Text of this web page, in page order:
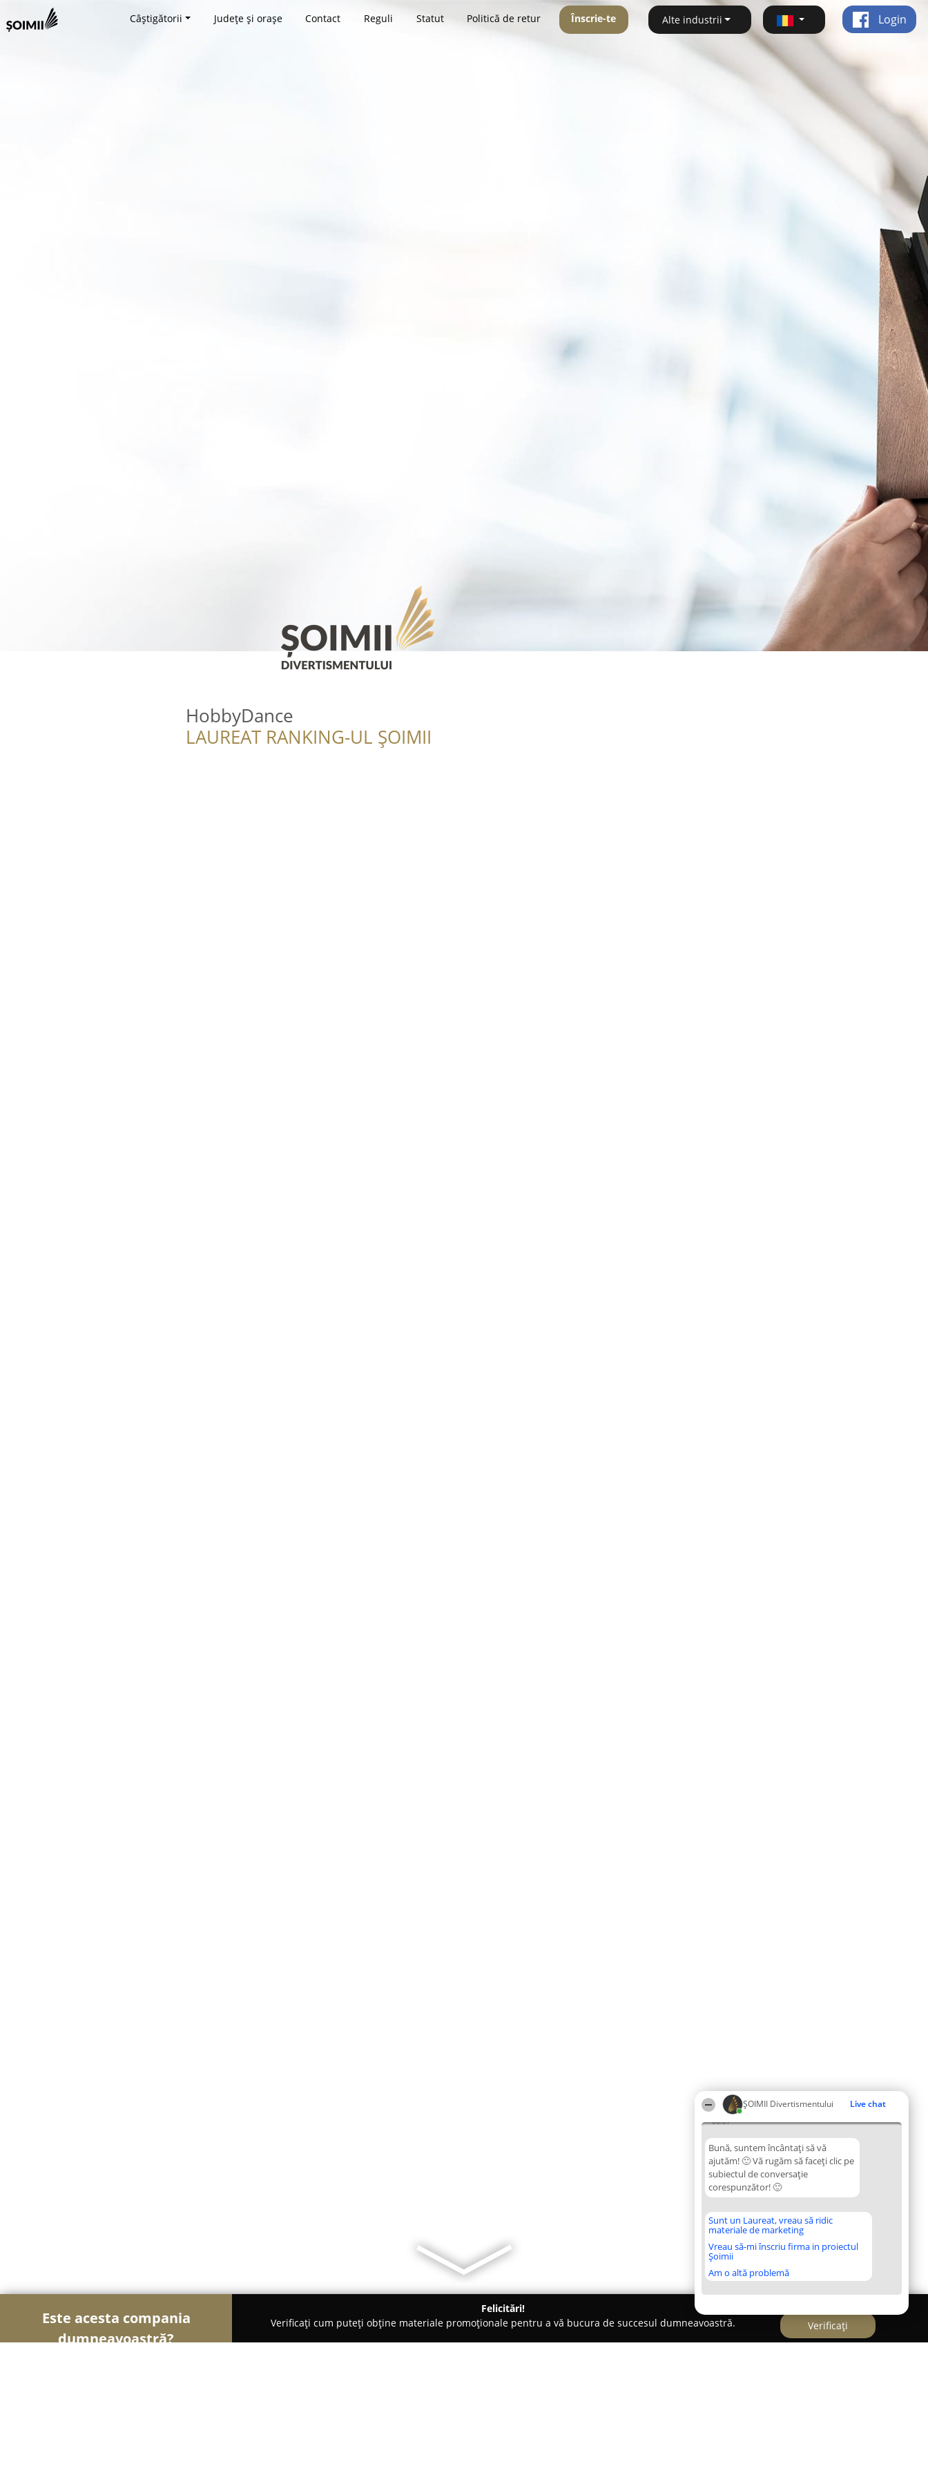
ŞOIMII Divertismentului Live chat
06:07
Bună, suntem încântați să vă
ajutăm! 🙂 Vă rugăm să faceți clic pe
subiectul de conversație
corespunzător! 🙂
Sunt un Laureat, vreau să ridic
materiale de marketing
Vreau să-mi înscriu firma in proiectul
Șoimii
Am o altă problemă
Câștigătorii Județe și orașe Contact Reguli Statut Politică de retur Înscrie-te Alte industrii Login
HobbyDance
LAUREAT RANKING-UL ȘOIMII
Este acesta compania
dumneavoastră?
Felicitări!
Verificați cum puteți obține materiale promoționale pentru a vă bucura de succesul dumneavoastră.
Verificați